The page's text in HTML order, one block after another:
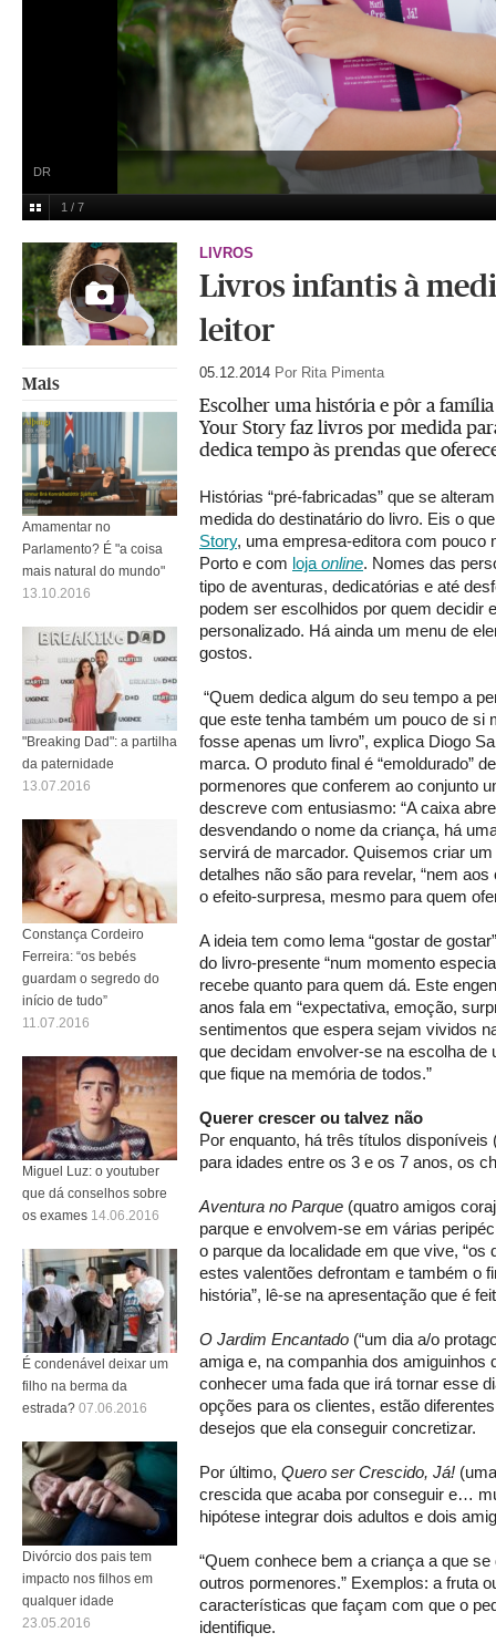
DR
1 / 7
LIVROS
Livros infantis à
leitor
05.12.2014 Por Rita Pimenta
Escolher uma história e pôr a
Your Story faz livros por medida
dedica tempo às prendas que
Histórias “pré-fabricadas” que se
medida do destinatário do livro. Eis o
Story, uma empresa-editora com pouco
Porto e com loja online. Nomes das
tipo de aventuras, dedicatórias e até
podem ser escolhidos por quem decidir
personalizado. Há ainda um menu de
gostos.
“Quem dedica algum do seu tempo a
que este tenha também um pouco de si
fosse apenas um livro”, explica Diogo
marca. O produto final é “emoldurado”
pormenores que conferem ao conjunto
descreve com entusiasmo: “A caixa
desvendando o nome da criança, há
servirá de marcador. Quisemos criar
detalhes não são para revelar, “nem
o efeito-surpresa, mesmo para quem
A ideia tem como lema “gostar de
do livro-presente “num momento
recebe quanto para quem dá. Este
anos fala em “expectativa, emoção,
sentimentos que espera sejam vividos
que decidam envolver-se na escolha de
que fique na memória de todos.”
Querer crescer ou talvez não
Por enquanto, há três títulos
para idades entre os 3 e os 7 anos, os
Aventura no Parque (quatro amigos
parque e envolvem-se em várias
o parque da localidade em que vive, “os
estes valentões defrontam e também o
história”, lê-se na apresentação que é
O Jardim Encantado (“um dia a/o
amiga e, na companhia dos amiguinhos
conhecer uma fada que irá tornar esse
opções para os clientes, estão
desejos que ela conseguir concretizar.
Por último, Quero ser Crescido, Já!
crescida que acaba por conseguir e…
hipótese integrar dois adultos e dois
“Quem conhece bem a criança a que
outros pormenores.” Exemplos: a fruta
características que façam com que o
identifique.
Mais
Amamentar no
Parlamento? É "a coisa
mais natural do mundo"
13.10.2016
"Breaking Dad": a partilha
da paternidade
13.07.2016
Constança Cordeiro
Ferreira: “os bebés
guardam o segredo do
início de tudo”
11.07.2016
Miguel Luz: o youtuber
que dá conselhos sobre
os exames 14.06.2016
É condenável deixar um
filho na berma da
estrada? 07.06.2016
Divórcio dos pais tem
impacto nos filhos em
qualquer idade
23.05.2016